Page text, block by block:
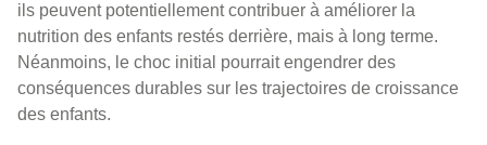
ils peuvent potentiellement contribuer à améliorer la
nutrition des enfants restés derrière, mais à long terme.
Néanmoins, le choc initial pourrait engendrer des
conséquences durables sur les trajectoires de croissance
des enfants.